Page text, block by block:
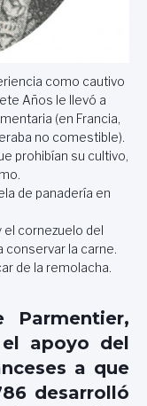
como cautivo
Años le llevó a
(en Francia,
no comestible).
prohibían su cultivo,
de panadería en
el cornezuelo del
conservar la carne.
de la remolacha.
Parmentier,
apoyo del
a que
desarrolló